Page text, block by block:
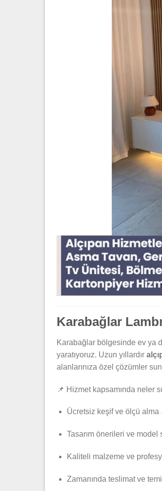
Karabağlar
Karabağlar bölgesinde ev ya
yaratıyoruz. Uzun yıllardır
alanlarınıza özel çözümler
📌 Hizmet kapsamında neler
Ücretsiz keşif ve ölçü alma
Tasarım önerileri ve
Kaliteli malzeme ve
Zamanında teslimat ve